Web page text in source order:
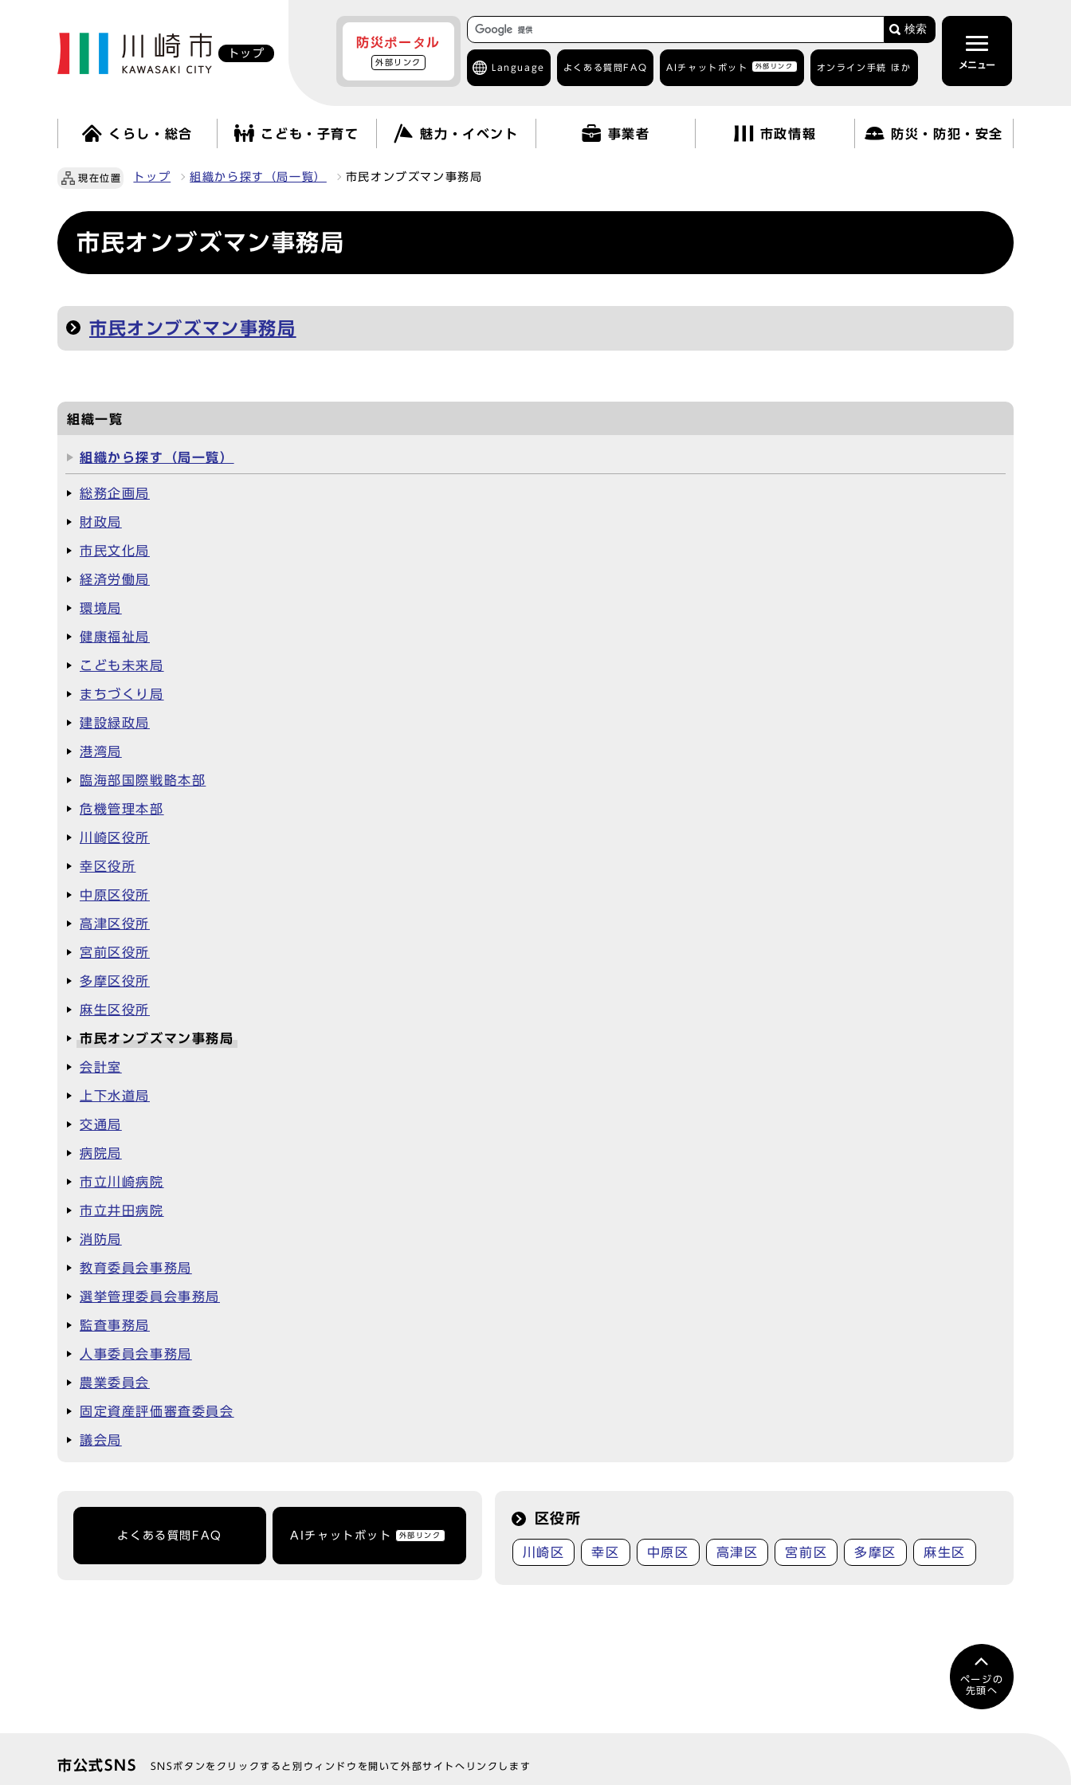
トップ
防災ポータル
外部リンク
検索
Language よくある質問 FAQ AIチャットボット 外部リンク オンライン手続 ほか メニュー
くらし・総合 こども・子育て 魅力・イベント 事業者 市政情報 防災・防犯・安全
現在位置 トップ 組織から探す（局一覧） 市民オンブズマン事務局
市民オンブズマン事務局
市民オンブズマン事務局
組織一覧
組織から探す（局一覧）
総務企画局
財政局
市民文化局
経済労働局
環境局
健康福祉局
こども未来局
まちづくり局
建設緑政局
港湾局
臨海部国際戦略本部
危機管理本部
川崎区役所
幸区役所
中原区役所
高津区役所
宮前区役所
多摩区役所
麻生区役所
市民オンブズマン事務局
会計室
上下水道局
交通局
病院局
市立川崎病院
市立井田病院
消防局
教育委員会事務局
選挙管理委員会事務局
監査事務局
人事委員会事務局
農業委員会
固定資産評価審査委員会
議会局
よくある質問FAQ AIチャットボット 外部リンク
区役所
川崎区 幸区 中原区 高津区 宮前区 多摩区 麻生区
ページの
先頭へ
市公式SNS SNSボタンをクリックすると別ウィンドウを開いて外部サイトへリンクします